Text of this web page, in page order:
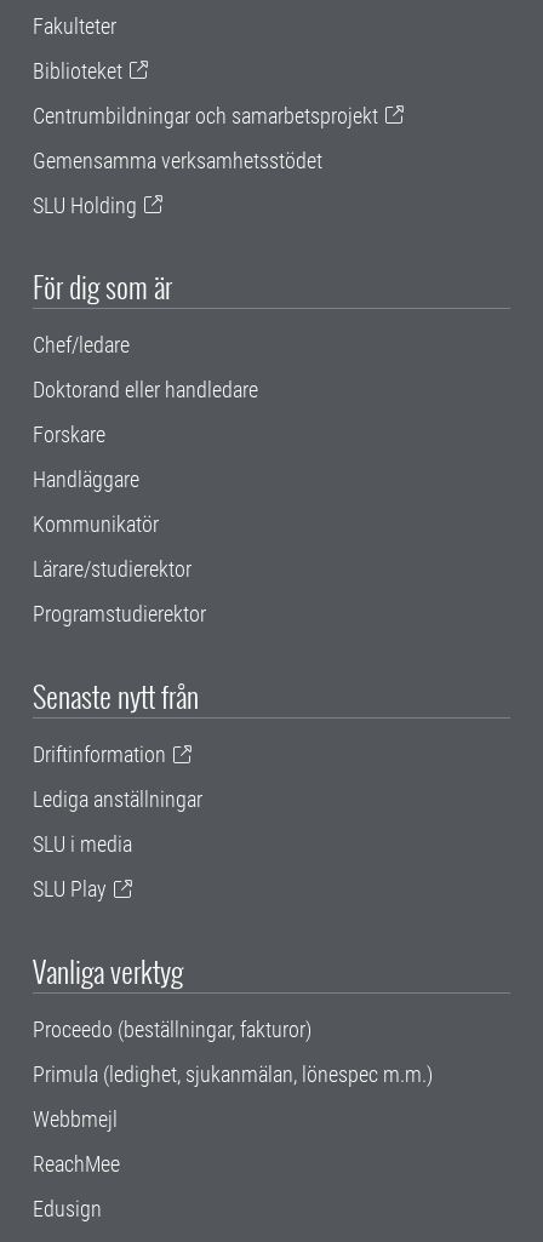
Fakulteter
Biblioteket
Centrumbildningar och samarbetsprojekt
Gemensamma verksamhetsstödet
SLU Holding
För dig som är
Chef/ledare
Doktorand eller handledare
Forskare
Handläggare
Kommunikatör
Lärare/studierektor
Programstudierektor
Senaste nytt från
Driftinformation
Lediga anställningar
SLU i media
SLU Play
Vanliga verktyg
Proceedo (beställningar, fakturor)
Primula (ledighet, sjukanmälan, lönespec m.m.)
Webbmejl
ReachMee
Edusign